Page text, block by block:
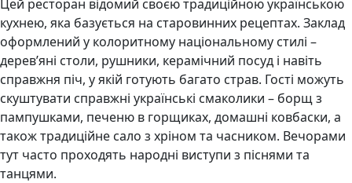
Цей ресторан відомий своєю традиційною українською
кухнею, яка базується на старовинних рецептах. Заклад
оформлений у колоритному національному стилі –
дерев’яні столи, рушники, керамічний посуд і навіть
справжня піч, у якій готують багато страв. Гості можуть
скуштувати справжні українські смаколики – борщ з
пампушками, печеню в горщиках, домашні ковбаски, а
також традиційне сало з хріном та часником. Вечорами
тут часто проходять народні виступи з піснями та
танцями.